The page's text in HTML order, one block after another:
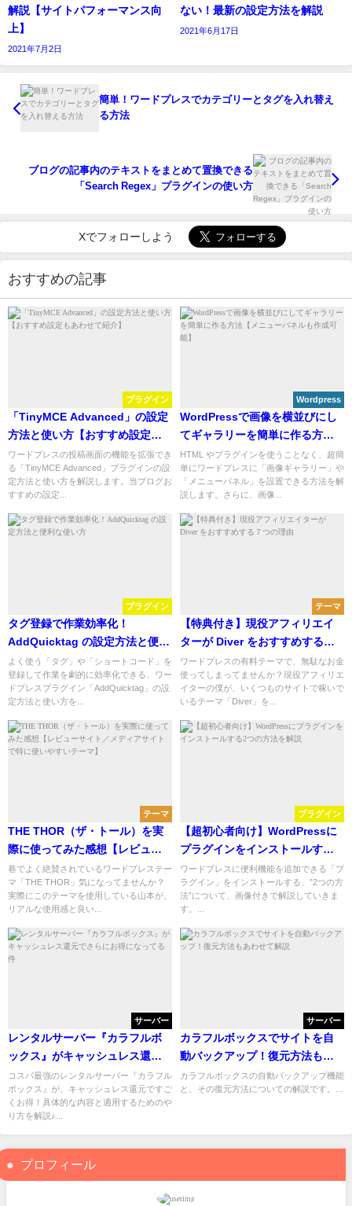
解説【サイトパフォーマンス向
上】
2021年7月2日
ない！最新の設定方法を解説
2021年6月17日
簡単！ワードプレスでカテゴリーとタグを入れ替え
る方法
ブログの記事内のテキストをまとめて置換できる
「Search Regex」プラグインの使い方
Xでフォローしよう
おすすめの記事
プラグイン
「TinyMCE Advanced」の設定
方法と使い方【おすすめ設定も
あわせて紹介】
ワードプレスの投稿画面の機能を拡張でき
る「TinyMCE Advanced」プラグインの設
定方法と使い方を解説します。当ブログお
すすめの設定...
Wordpress
WordPressで画像を横並びにし
てギャラリーを簡単に作る方法
【メニューパネルも作成可能】
HTML やプラグインを使うことなく、超簡
単にワードプレスに「画像ギャラリー」や
「メニューパネル」を設置できる方法を解
説します。さらに、画像...
プラグイン
タグ登録で作業効率化！
AddQuicktag の設定方法と便利
な使い方
よく使う「タグ」や「ショートコード」を
登録して作業を劇的に効率化できる、ワー
ドプレスプラグイン「AddQuicktag」の設
定方法と使い方を...
テーマ
【特典付き】現役アフィリエイ
ターが Diver をおすすめする７
つの理由
ワードプレスの有料テーマで、無駄なお金
使ってしまってませんか？現役アフィリエ
イターの僕が、いくつものサイトで稼いで
いるテーマ「Diver」を...
テーマ
THE THOR（ザ・トール）を実
際に使ってみた感想【レビュー
サイト／メディアサイトで特に
使いやすいテーマ】
巷でよく絶賛されているワードプレステー
マ「THE THOR」気になってませんか？
実際にこのテーマを使用している山本が、
リアルな使用感と良い...
プラグイン
【超初心者向け】WordPressに
プラグインをインストールする2
つの方法を解説
ワードプレスに便利機能を追加できる「プ
ラグイン」をインストールする、”2つの方
法”について、画像付きで解説していきま
す。...
サーバー
レンタルサーバー『カラフルボ
ックス』がキャッシュレス還元
でさらにお得になってる件
コスパ最強のレンタルサーバー『カラフル
ボックス』が、キャッシュレス還元ですご
くお得！具体的な内容と適用するためのや
り方を解説♪...
サーバー
カラフルボックスでサイトを自
動バックアップ！復元方法もあ
わせて解説
カラフルボックスの自動バックアップ機能
と、その復元方法についての解説です。...
プロフィール